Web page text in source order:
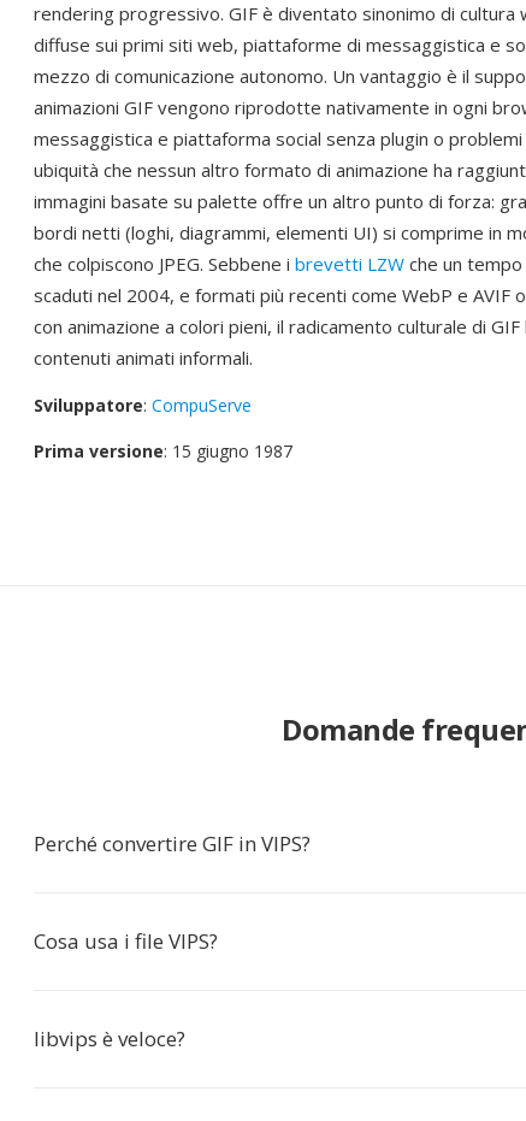
rendering progressivo. GIF è diventato sinonimo di
diffuse sui primi siti web, piattaforme di messaggistica e
mezzo di comunicazione autonomo. Un vantaggio è il
animazioni GIF vengono riprodotte nativamente in ogni
messaggistica e piattaforma social senza plugin o
ubiquità che nessun altro formato di animazione ha
immagini basate su palette offre un altro punto di forza:
bordi netti (loghi, diagrammi, elementi UI) si comprime in
che colpiscono JPEG. Sebbene i brevetti LZW che un tempo
scaduti nel 2004, e formati più recenti come WebP e AVIF
con animazione a colori pieni, il radicamento culturale di
contenuti animati informali.
Sviluppatore: CompuServe
Prima versione: 15 giugno 1987
Domande
Perché convertire GIF in VIPS?
Cosa usa i file VIPS?
libvips è veloce?